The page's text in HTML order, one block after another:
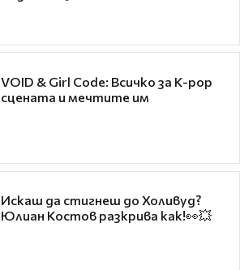
VOID & Girl Code: Всичко за K-pop
сцената и мечтите им
Искаш да стигнеш до Холивуд?
Юлиан Костов разкрива как!👀💥